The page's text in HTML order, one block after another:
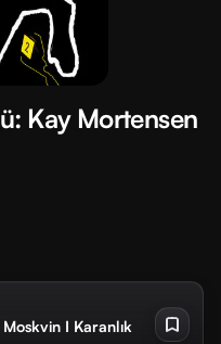
Kay Mortensen
I Karanlık